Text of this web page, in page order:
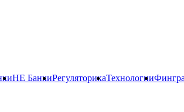
НЕ БанкиРегуляторикаТехнологии